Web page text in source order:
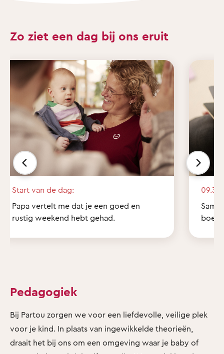
Zo ziet een dag bij ons eruit
Start van de dag:
Papa vertelt me dat je een goed en
rustig weekend hebt gehad.
09.30
Pedagogiek
Bij Partou zorgen we voor een liefdevolle, veilige plek
voor je kind. In plaats van ingewikkelde theorieën,
draait het bij ons om een omgeving waar je baby of